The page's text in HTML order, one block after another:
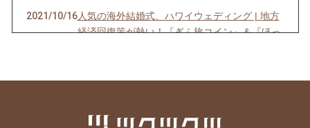
2021/10/16人気の海外結婚式、ハワイウェディング | 地方
経済回復策が熱い！『ぎふ旅コイン』＆『ほっ
コロナウィルスにより現在は国内がおススメ！